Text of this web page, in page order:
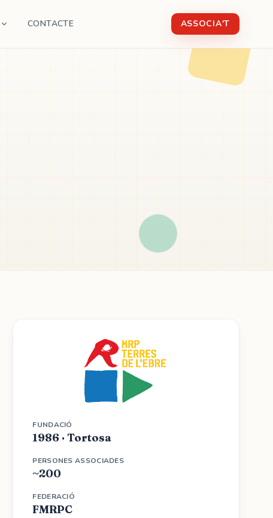
CONTACTE ASSOCIA'T
FUNDACIÓ
1986 · Tortosa
PERSONES ASSOCIADES
~200
FEDERACIÓ
FMRPC